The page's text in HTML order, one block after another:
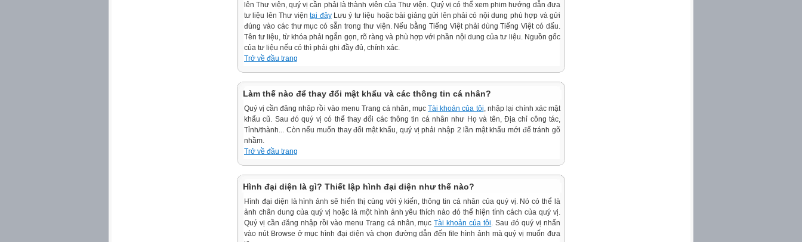
lên Thư viện, quý vị cần phải là thành viên của Thư viện. Quý vị có thể xem phim hướng dẫn đưa
tư liệu lên Thư việntại đâyLưu ý tư liệu hoặc bài giảng gửi lên phải có nội dung phù hợp và gửi
đúng vào các thư mục có sẵn trong thư viện. Nếu bằng Tiếng Việt phải dùng Tiếng Việt có dấu.
Tên tư liệu, từ khóa phải ngắn gọn, rõ ràng và phù hợp với phần nội dung của tư liệu. Nguồn gốc
của tư liệu nếu có thì phải ghi đầy đủ, chính xác.
Trở về đầu trang
Làm thế nào để thay đổi mật khẩu và các thông tin cá nhân?
Quý vị cần đăng nhập rồi vào menu Trang cá nhân, mụcTài khoản của tôi, nhập lại chính xác mật
khẩu cũ. Sau đó quý vị có thể thay đổi các thông tin cá nhân như Họ và tên, Địa chỉ công tác,
Tỉnh/thành... Còn nếu muốn thay đổi mật khẩu, quý vị phải nhập 2 lần mật khẩu mới để tránh gõ
nhầm.
Trở về đầu trang
Hình đại diện là gì? Thiết lập hình đại diện như thế nào?
Hình đại diện là hình ảnh sẽ hiển thị cùng với ý kiến, thông tin cá nhân của quý vị. Nó có thể là
ảnh chân dung của quý vị hoặc là một hình ảnh yêu thích nào đó thể hiện tính cách của quý vị.
Quý vị cần đăng nhập rồi vào menu Trang cá nhân, mụcTài khoản của tôi. Sau đó quý vị nhấn
vào nút Browse ở mục hình đại diện và chọn đường dẫn đến file hình ảnh mà quý vị muốn đưa